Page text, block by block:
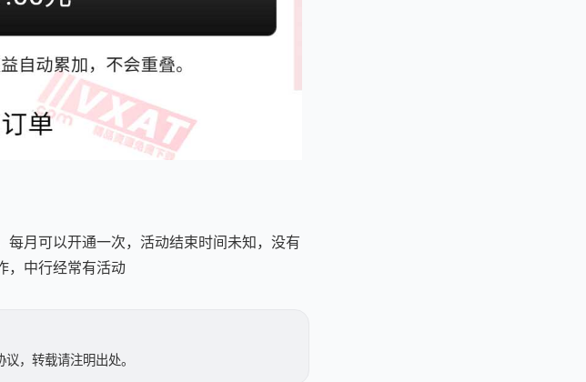
月可以开通一次，活动结束时间未知，没有
，中行经常有活动
议，转载请注明出处。